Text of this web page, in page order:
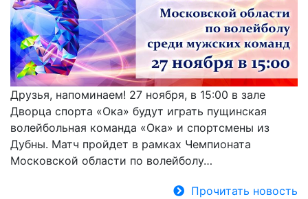
Друзья, напоминаем! 27 ноября, в 15:00 в зале
Дворца спорта «Ока» будут играть пущинская
волейбольная команда «Ока» и спортсмены из
Дубны. Матч пройдет в рамках Чемпионата
Московской области по волейболу…
Прочитать новость